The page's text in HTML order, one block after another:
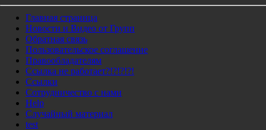
Главная страница
Новости и Видео от Групп
Обратная связь
Пользовательское соглашение
Правообладателям
Ссылка не работает?!?!?!?!
Ссылки
Сотрудничество с нами
Help
Cлучайный материал
test